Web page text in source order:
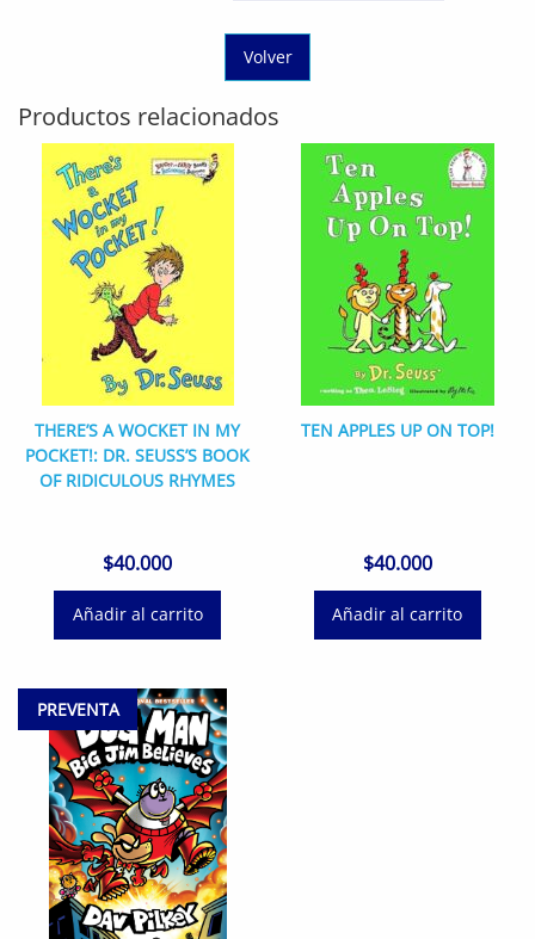
Volver
Productos relacionados
THERE’S A WOCKET IN MY
POCKET!: DR. SEUSS’S BOOK
OF RIDICULOUS RHYMES
$40.000
Añadir al carrito
TEN APPLES UP ON TOP!
$40.000
Añadir al carrito
PREVENTA